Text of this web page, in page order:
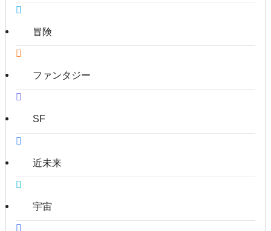
冒険
ファンタジー
SF
近未来
宇宙